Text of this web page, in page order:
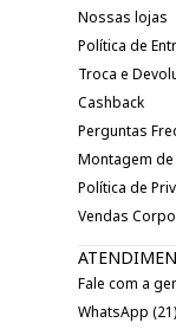
Nossas lojas
Política de
Troca e
Cashback
Perguntas
Montagem
Política de
Vendas
Fale com a
WhatsApp